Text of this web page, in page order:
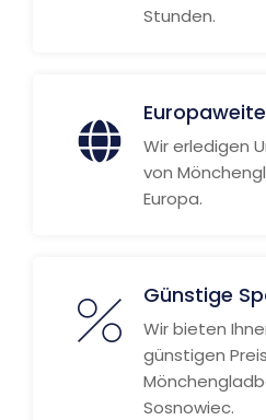
Stunden.
Wir erledigen
von
Europa.
Günstige
Wir bieten
günstigen
Sosnowiec.